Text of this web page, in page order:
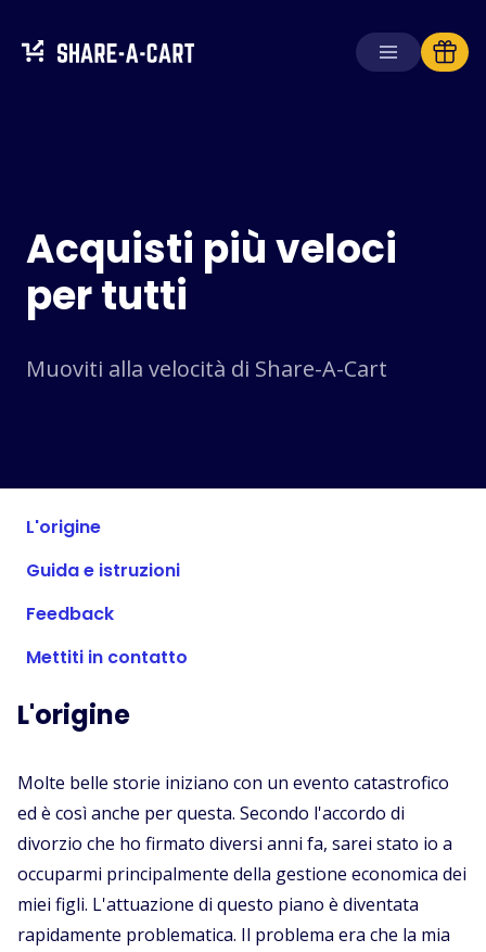
Soluzioni
Per consumatori
Per scuole
Guide pratiche
Italiano (Italian)
Acquisti più veloci
per tutti
Muoviti alla velocità di Share-A-Cart
L'origine
Guida e istruzioni
Feedback
Mettiti in contatto
L'origine
Molte belle storie iniziano con un evento catastrofico
ed è così anche per questa. Secondo l'accordo di
divorzio che ho firmato diversi anni fa, sarei stato io a
occuparmi principalmente della gestione economica dei
miei figli. L'attuazione di questo piano è diventata
rapidamente problematica. Il problema era che la mia